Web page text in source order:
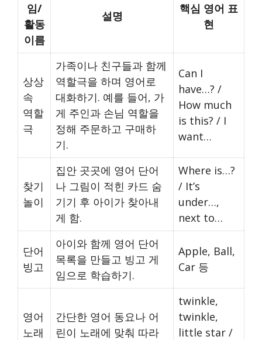
임/
활동
이름
설명
핵심 영어 표
현
상상
속
역할
극
가족이나 친구들과 함께
역할극을 하며 영어로
대화하기. 예를 들어, 가
게 주인과 손님 역할을
정해 주문하고 구매하
기.
Can I
have…? /
How much
is this? / I
want…
찾기
놀이
집안 곳곳에 영어 단어
나 그림이 적힌 카드 숨
기기 후 아이가 찾아내
게 함.
Where is…?
/ It’s
under…,
next to…
단어
빙고
아이와 함께 영어 단어
목록을 만들고 빙고 게
임으로 학습하기.
Apple, Ball,
Car 등
영어
노래
간단한 영어 동요나 어
린이 노래에 맞춰 따라
twinkle,
twinkle,
little star /